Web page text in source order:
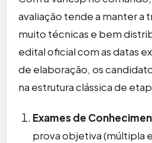
avaliação tende a manter a
muito técnicas e bem
edital oficial com as datas
de elaboração, os
na estrutura clássica de
Exames de
prova objetiva (múltipla